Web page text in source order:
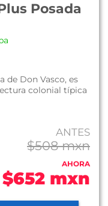
Posada
de Don Vasco, es
colonial típica
ANTES
$508 mxn
AHORA
$652 mxn